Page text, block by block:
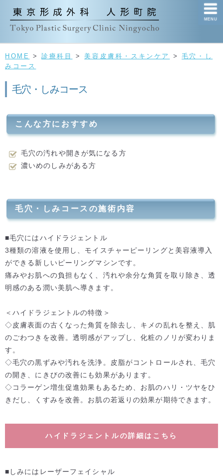
MENU
HOME >診療科目 >美容皮膚科・スキンケア > 毛穴・し
みコース
毛穴・しみコース
こんな方におすすめ
毛穴の汚れや開きが気になる方
濃いめのしみがある方
毛穴・しみコースの施術内容
■毛穴にはハイドラジェントル
3種類の溶液を使用し、モイスチャーピーリングと美容液導入
ができる新しいピーリングマシンです。
痛みやお肌への負担もなく、汚れや余分な角質を取り除き、透
明感のある潤い美肌へ導きます。
＜ハイドラジェントルの特徴＞
◇皮膚表面の古くなった角質を除去し、キメの乱れを整え、肌
のごわつきを改善。透明感がアップし、化粧のノリが変わりま
す。
◇毛穴の黒ずみや汚れを洗浄。皮脂がコントロールされ、毛穴
の開き、にきびの改善にも効果があります。
◇コラーゲン増生促進効果もあるため、お肌のハリ・ツヤをひ
きだし、くすみを改善。お肌の若返りの効果が期待できます。
ハイドラジェントルの詳細はこちら
■しみにはレーザーフェイシャル